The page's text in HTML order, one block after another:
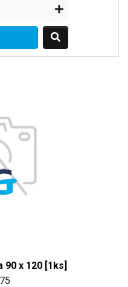
x 120 [1ks]